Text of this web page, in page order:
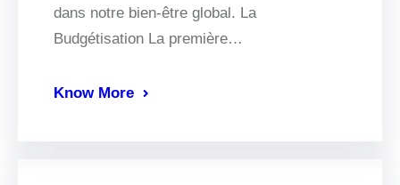
dans notre bien-être global. La
Budgétisation La première…
Know More